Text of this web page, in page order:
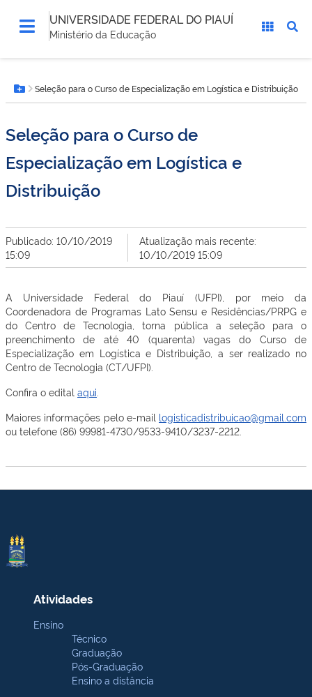
UNIVERSIDADE FEDERAL DO PIAUÍ
Ministério da Educação
está
aqui:Botão Menu
Seleção para o Curso de Especialização em Logística e Distribuição
Seleção para o Curso de
Especialização em Logística e
Distribuição
Publicado: 10/10/2019
15:09
Atualização mais recente:
10/10/2019 15:09
A Universidade Federal do Piauí (UFPI), por meio da
Coordenadora de Programas Lato Sensu e Residências/PRPG e
do Centro de Tecnologia, torna pública a seleção para o
preenchimento de até 40 (quarenta) vagas do Curso de
Especialização em Logística e Distribuição, a ser realizado no
Centro de Tecnologia (CT/UFPI).
Confira o edital aqui
Maiores informações pelo e-mail logisticadistribuicao@gmail.com
ou telefone (86) 99981-4730/9533-9410/3237-2212.
Atividades
Ensino
Técnico
Graduação
Pós-Graduação
Ensino a distância